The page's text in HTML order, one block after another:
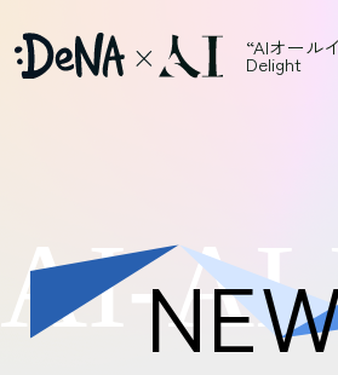
“AIオール
Delight
VISION
NEWS
AI-AL